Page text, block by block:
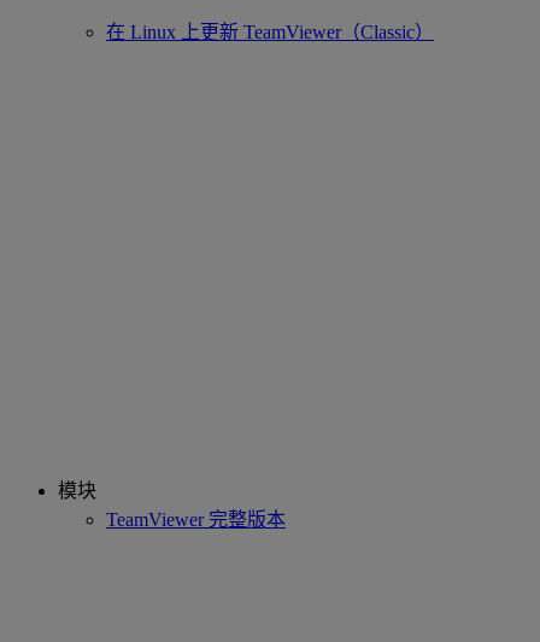
在 Linux 上更新 TeamViewer（Classic）
模块
TeamViewer 完整版本